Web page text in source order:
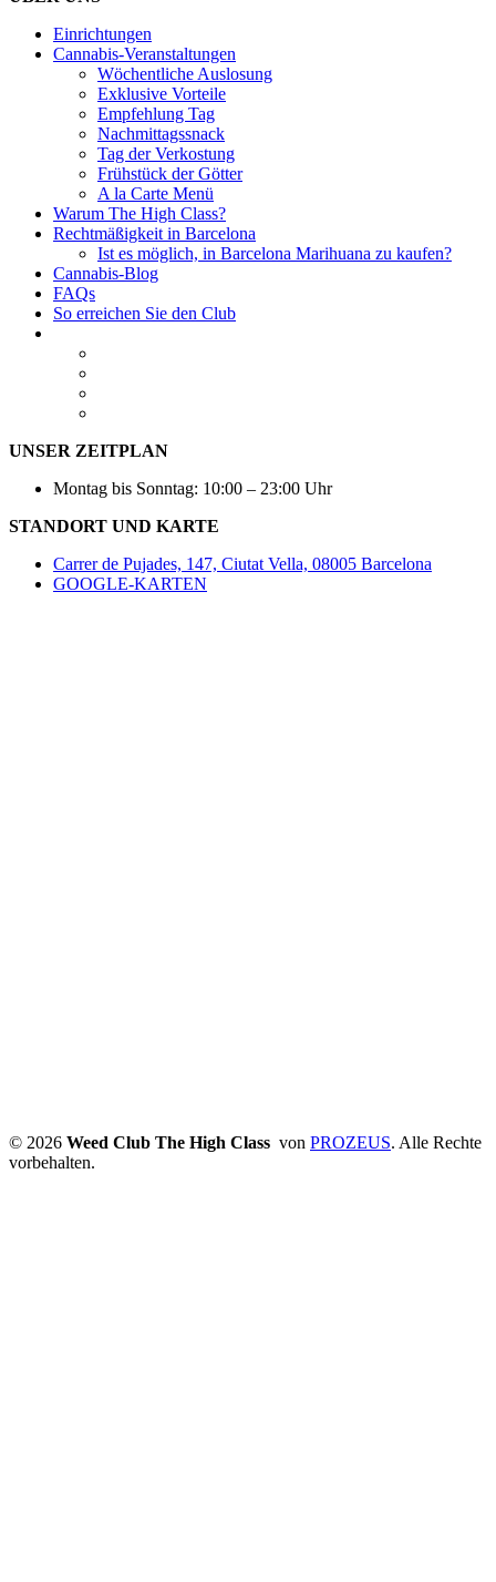
Einrichtungen
Cannabis-Veranstaltungen
Wöchentliche Auslosung
Exklusive Vorteile
Empfehlung Tag
Nachmittagssnack
Tag der Verkostung
Frühstück der Götter
A la Carte Menü
Warum The High Class?
Rechtmäßigkeit in Barcelona
Ist es möglich, in Barcelona Marihuana zu kaufen?
Cannabis-Blog
FAQs
So erreichen Sie den Club
UNSER ZEITPLAN
Montag bis Sonntag: 10:00 – 23:00 Uhr
STANDORT UND KARTE
Carrer de Pujades, 147, Ciutat Vella, 08005 Barcelona
GOOGLE-KARTEN
© 2026 Weed Club The High Class von PROZEUS. Alle Rechte
vorbehalten.